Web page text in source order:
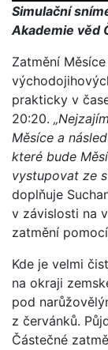
Simulační
Akademie věd
Zatmění
prakticky v
20:20.
Měsíce a
které bude
vystupovat ze
doplňuje
v závislosti na
zatmění
Kde je velmi
na okraji
pod
z červánků.
Částečné